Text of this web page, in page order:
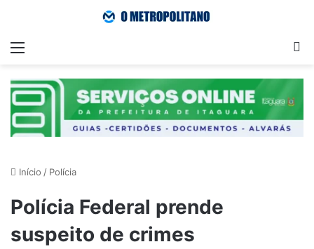
Menu
Início / Polícia
Polícia Federal prende
suspeito de crimes